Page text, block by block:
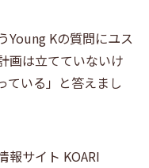
Young Kの質問にユス
画は立てていないけ
ている」と答えまし
報サイト KOARI